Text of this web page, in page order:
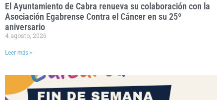
El Ayuntamiento de Cabra renueva su colaboración con la
Asociación Egabrense Contra el Cáncer en su 25º
aniversario
4 agosto, 2026
Leer más »